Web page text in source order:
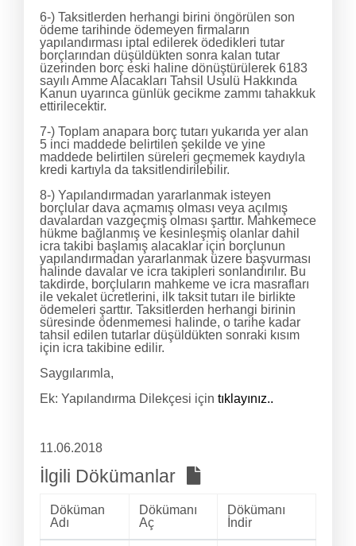
6-) Taksitlerden herhangi birini öngörülen son
ödeme tarihinde ödemeyen firmaların
yapılandırması iptal edilerek ödedikleri tutar
borçlarından düşüldükten sonra kalan tutar
üzerinden borç eski haline dönüştürülerek 6183
sayılı Amme Alacakları Tahsil Usulü Hakkında
Kanun uyarınca günlük gecikme zammı tahakkuk
ettirilecektir.
7-) Toplam anapara borç tutarı yukarıda yer alan
5 inci maddede belirtilen şekilde ve yine
maddede belirtilen süreleri geçmemek kaydıyla
kredi kartıyla da taksitlendirilebilir.
8-) Yapılandırmadan yararlanmak isteyen
borçlular dava açmamış olması veya açılmış
davalardan vazgeçmiş olması şarttır. Mahkemece
hükme bağlanmış ve kesinleşmiş olanlar dahil
icra takibi başlamış alacaklar için borçlunun
yapılandırmadan yararlanmak üzere başvurması
halinde davalar ve icra takipleri sonlandırılır. Bu
takdirde, borçluların mahkeme ve icra masrafları
ile vekalet ücretlerini, ilk taksit tutarı ile birlikte
ödemeleri şarttır. Taksitlerden herhangi birinin
süresinde ödenmemesi halinde, o tarihe kadar
tahsil edilen tutarlar düşüldükten sonraki kısım
için icra takibine edilir.
Saygılarımla,
Ek: Yapılandırma Dilekçesi için tıklayınız..
11.06.2018
İlgili Dökümanlar
Döküman
Adı
Dökümanı
Aç
Dökümanı
İndir